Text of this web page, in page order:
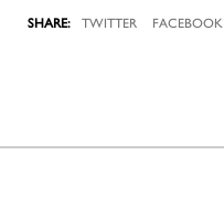
TWITTER FACEBOOK